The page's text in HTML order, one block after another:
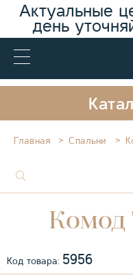
Актуальные
день
Главная Спальни
Комод
Код товара: 5956